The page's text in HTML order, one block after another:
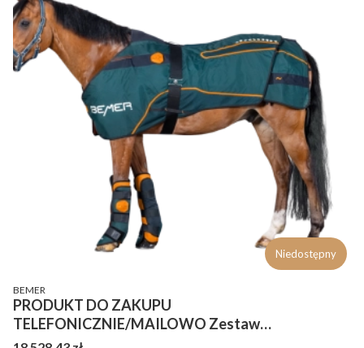
Niedostępny
PRODUCENT
BEMER
PRODUKT DO ZAKUPU
TELEFONICZNIE/MAILOWO Zestaw
terapeutyczny dla konia Bemer horse set - derka +